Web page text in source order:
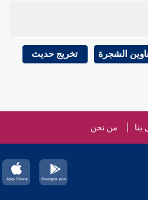
الشجرة تخريج حديث
بنا من نحن